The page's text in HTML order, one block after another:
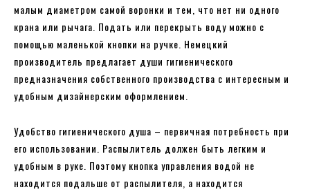
малым диаметром самой воронки и тем, что нет ни одного
крана или рычага. Подать или перекрыть воду можно с
помощью маленькой кнопки на ручке. Немецкий
производитель предлагает души гигиенического
предназначения собственного производства с интересным и
удобным дизайнерским оформлением.
Удобство гигиенического душа – первичная потребность при
его использовании. Распылитель должен быть легким и
удобным в руке. Поэтому кнопка управления водой не
находится подальше от распылителя, а находится